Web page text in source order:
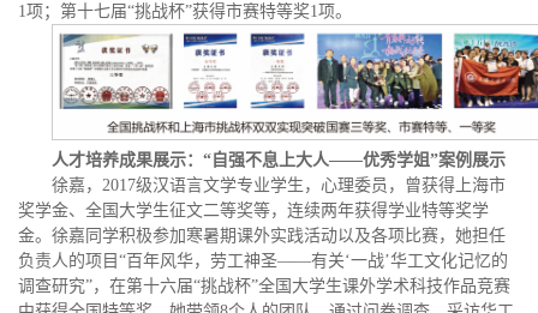
1项；第十七届“挑战杯”获得市赛特等奖1项。
人才培养成果展示： “自强不息上大人——优秀学姐”案例展示
徐嘉，2017级汉语言文学专业学生，心理委员，曾获得上海市
奖学金、全国大学生征文二等奖等，连续两年获得学业特等奖学
金。徐嘉同学积极参加寒暑期课外实践活动以及各项比赛，她担任
负责人的项目“百年风华，劳工神圣——有关‘一战’华工文化记忆的
调查研究”，在第十六届“挑战杯”全国大学生课外学术科技作品竞赛